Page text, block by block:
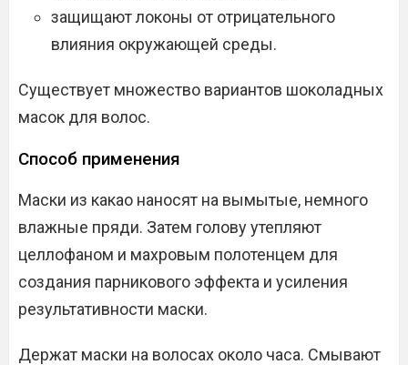
защищают локоны от отрицательного
влияния окружающей среды.
Существует множество вариантов шоколадных
масок для волос.
Способ применения
Маски из какао наносят на вымытые, немного
влажные пряди. Затем голову утепляют
целлофаном и махровым полотенцем для
создания парникового эффекта и усиления
результативности маски.
Держат маски на волосах около часа. Смывают